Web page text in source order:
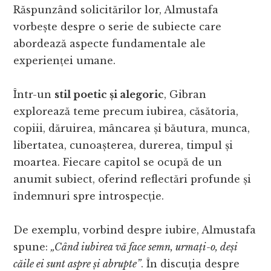
Răspunzând solicitărilor lor, Almustafa
vorbește despre o serie de subiecte care
abordează aspecte fundamentale ale
experienței umane.
Într-un stil poetic și alegoric, Gibran
explorează teme precum iubirea, căsătoria,
copiii, dăruirea, mâncarea și băutura, munca,
libertatea, cunoașterea, durerea, timpul și
moartea. Fiecare capitol se ocupă de un
anumit subiect, oferind reflectări profunde și
îndemnuri spre introspecție.
De exemplu, vorbind despre iubire, Almustafa
spune:„Când iubirea vă face semn, urmați-o, deși
căile ei sunt aspre și abrupte”. În discuția despre